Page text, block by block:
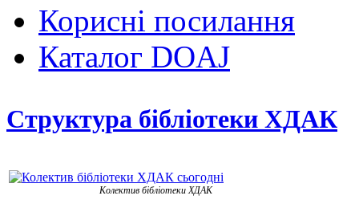
Корисні посилання
Каталог DOAJ
Структура бібліотеки ХДАК
Колектив бібліотеки ХДАК